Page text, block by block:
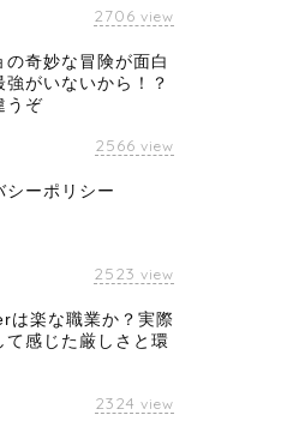
2706 view
の奇妙な冒険が面白
強がいないから！？
うぞ
2566 view
シーポリシー
2523 view
は楽な職業か？実際
て感じた厳しさと環
2324 view